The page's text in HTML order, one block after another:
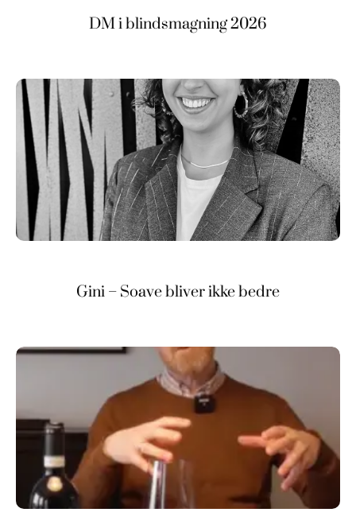
DM i blindsmagning 2026
Gini – Soave bliver ikke bedre